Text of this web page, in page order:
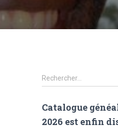
R
e
h
e
Rechercher…
Catalogue
2026 est enfin